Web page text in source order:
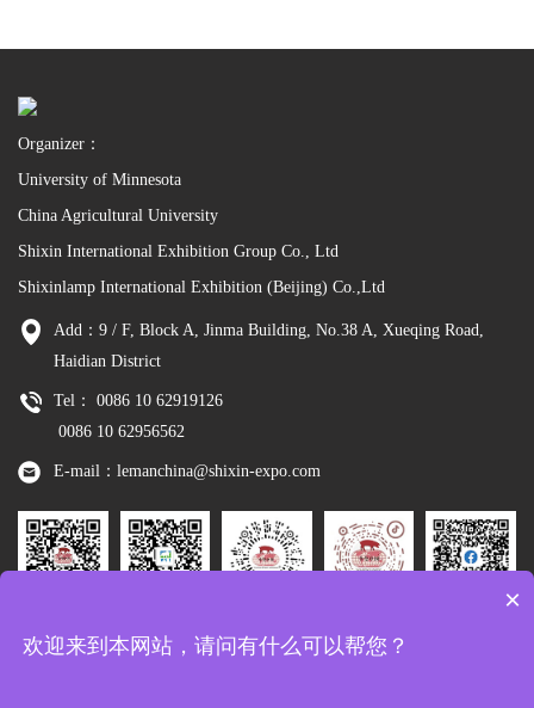
Organizer：
University of Minnesota
China Agricultural University
Shixin International Exhibition Group Co., Ltd
Shixinlamp International Exhibition (Beijing) Co.,Ltd
Add：9 / F, Block A, Jinma Building, No.38 A, Xueqing Road,
Haidian District
Tel： 0086 10 62919126
0086 10 62956562
E-mail：lemanchina@shixin-expo.com
Wechat
Tiktok
×
欢迎来到本网站，请问有什么可以帮您？